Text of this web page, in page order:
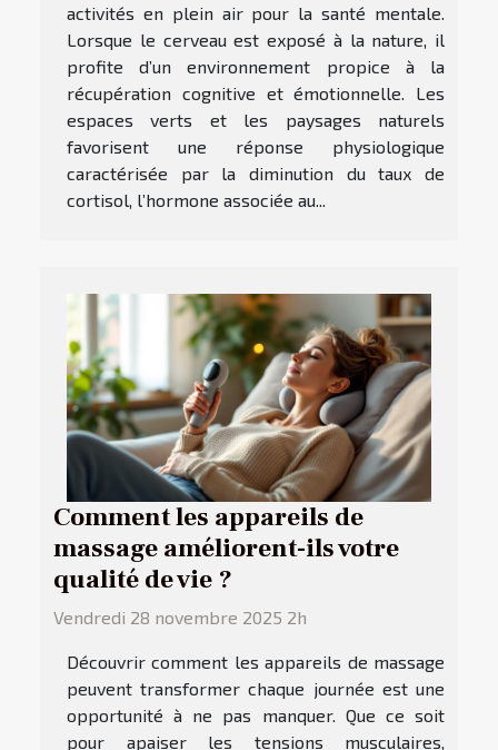
activités en plein air pour la santé mentale.
Lorsque le cerveau est exposé à la nature, il
profite d’un environnement propice à la
récupération cognitive et émotionnelle. Les
espaces verts et les paysages naturels
favorisent une réponse physiologique
caractérisée par la diminution du taux de
cortisol, l’hormone associée au...
Comment les appareils de
massage améliorent-ils votre
qualité de vie ?
Vendredi 28 novembre 2025 2h
Découvrir comment les appareils de massage
peuvent transformer chaque journée est une
opportunité à ne pas manquer. Que ce soit
pour apaiser les tensions musculaires,